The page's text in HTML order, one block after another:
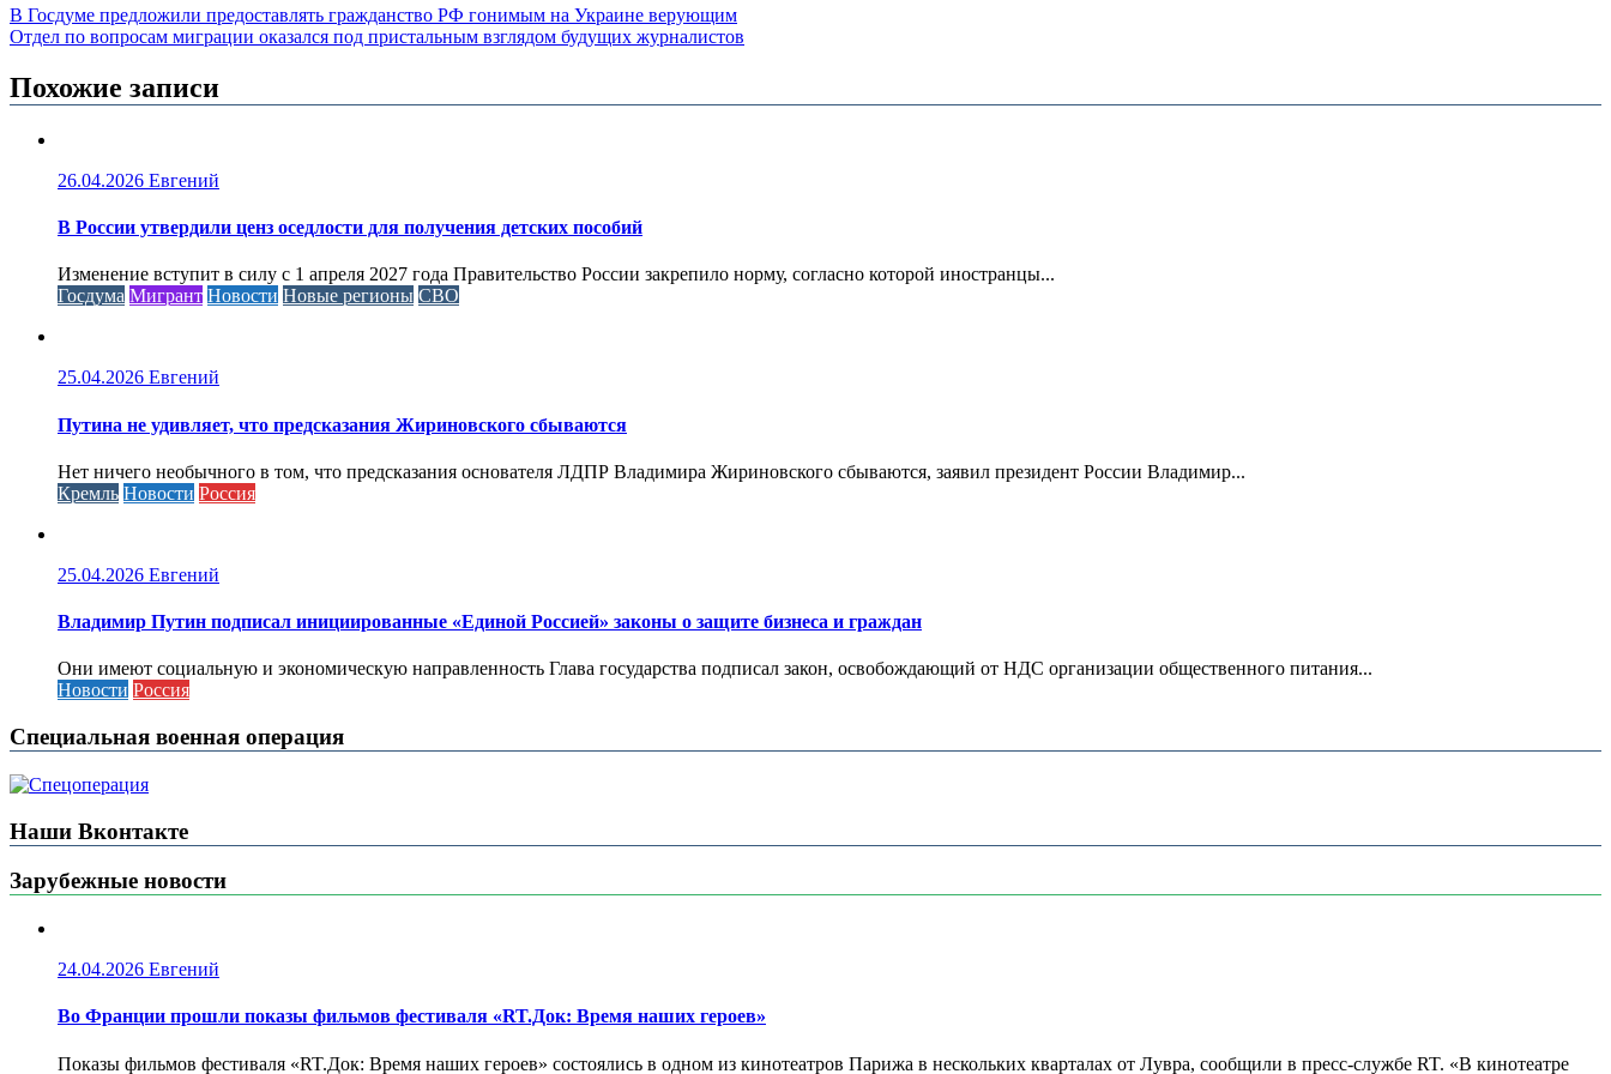
В Госдуме предложили предоставлять гражданство РФ гонимым на Украине верующим
Отдел по вопросам миграции оказался под пристальным взглядом будущих журналистов
Похожие записи
26.04.2026 Евгений
В России утвердили ценз оседлости для получения детских пособий
Изменение вступит в силу с 1 апреля 2027 года Правительство России закрепило норму, согласно которой иностранцы...
Госдума Мигрант Новости Новые регионы СВО
25.04.2026 Евгений
Путина не удивляет, что предсказания Жириновского сбываются
Нет ничего необычного в том, что предсказания основателя ЛДПР Владимира Жириновского сбываются, заявил президент России Владимир...
Кремль Новости Россия
25.04.2026 Евгений
Владимир Путин подписал инициированные «Единой Россией» законы о защите бизнеса и граждан
Они имеют социальную и экономическую направленность Глава государства подписал закон, освобождающий от НДС организации общественного питания...
Новости Россия
Специальная военная операция
Наши Вконтакте
Зарубежные новости
24.04.2026 Евгений
Во Франции прошли показы фильмов фестиваля «RT.Док: Время наших героев»
Показы фильмов фестиваля «RT.Док: Время наших героев» состоялись в одном из кинотеатров Парижа в нескольких кварталах от Лувра, сообщили в пресс-службе RT. «В кинотеатре